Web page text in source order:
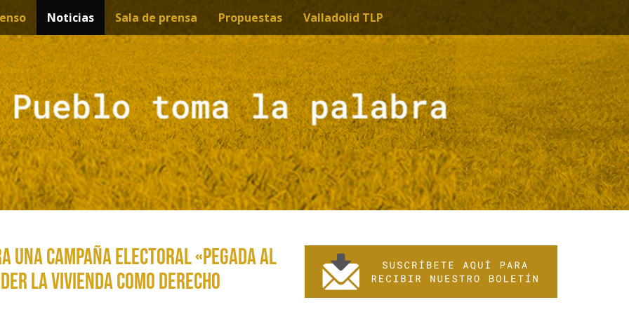
Noticias Sala de prensa Propuestas Valladolid TLP
una campaña electoral «pegada al
la vivienda como derecho